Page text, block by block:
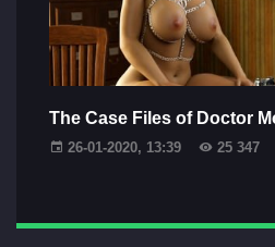
The Case Files of Doctor
26-01-2020, 13:39 25 347